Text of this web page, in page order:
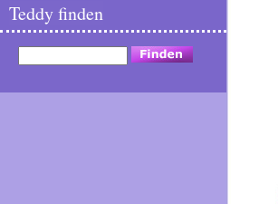
Teddy finden